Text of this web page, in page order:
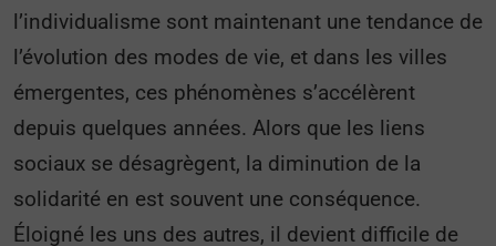
l’individualisme sont maintenant une tendance de
l’évolution des modes de vie, et dans les villes
émergentes, ces phénomènes s’accélèrent
depuis quelques années. Alors que les liens
sociaux se désagrègent, la diminution de la
solidarité en est souvent une conséquence.
Éloigné les uns des autres, il devient difficile de